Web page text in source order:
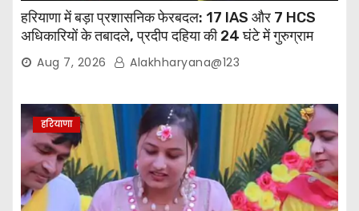
हरियाणा में बड़ा प्रशासनिक फेरबदल: 17 IAS और 7 HCS
अधिकारियों के तबादले, प्रदीप दहिया की 24 घंटे में गुरुग्राम
वापसीAug 7, 2026 Alakhharyana@123
हरियाणा